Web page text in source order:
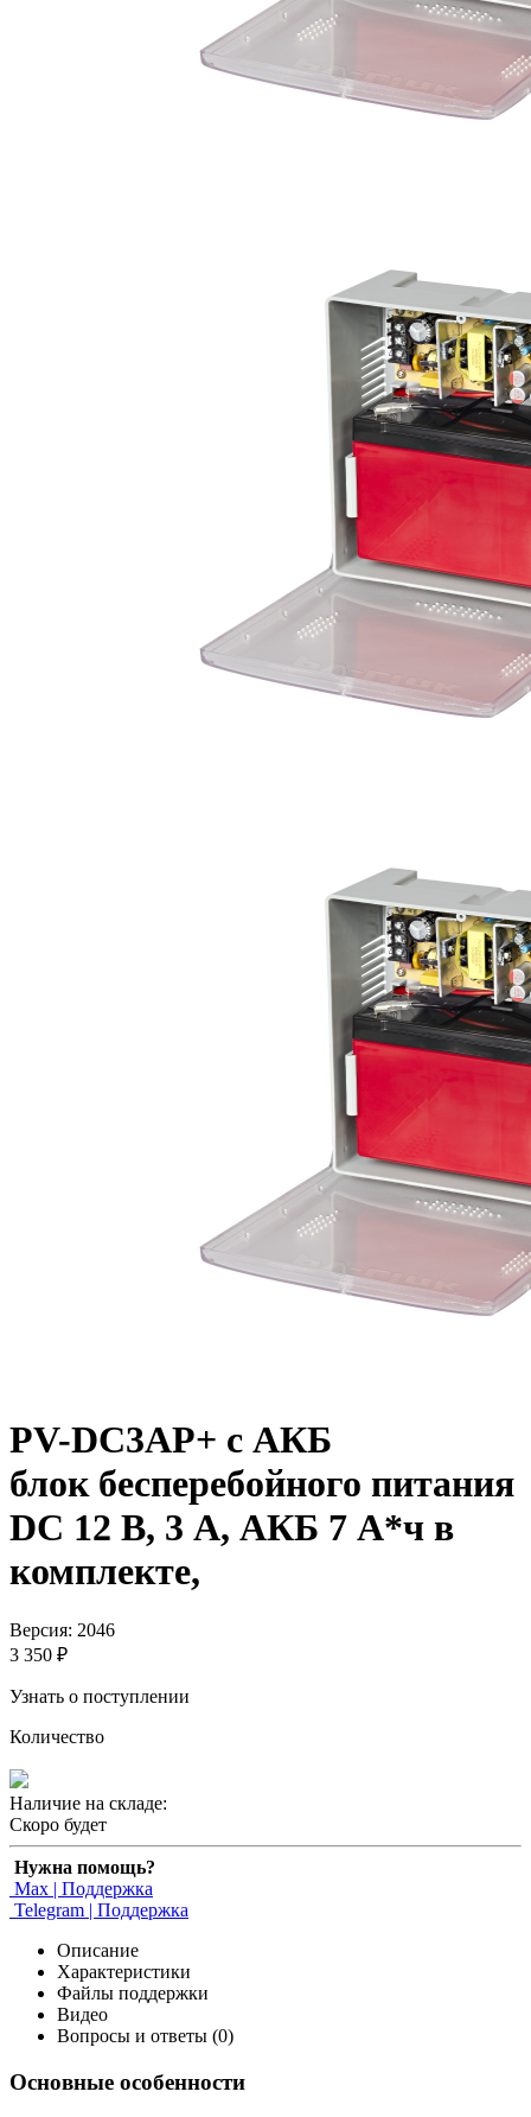
PV-DC3AP+ с АКБ
блок бесперебойного питания
DC 12 В, 3 А, АКБ 7 А*ч в
комплекте,
Версия: 2046
3 350 ₽
Узнать о поступлении
Количество
Наличие на складе:
Скоро будет
Нужна помощь?
Max | Поддержка
Telegram | Поддержка
Описание
Характеристики
Файлы поддержки
Видео
Вопросы и ответы (0)
Основные особенности